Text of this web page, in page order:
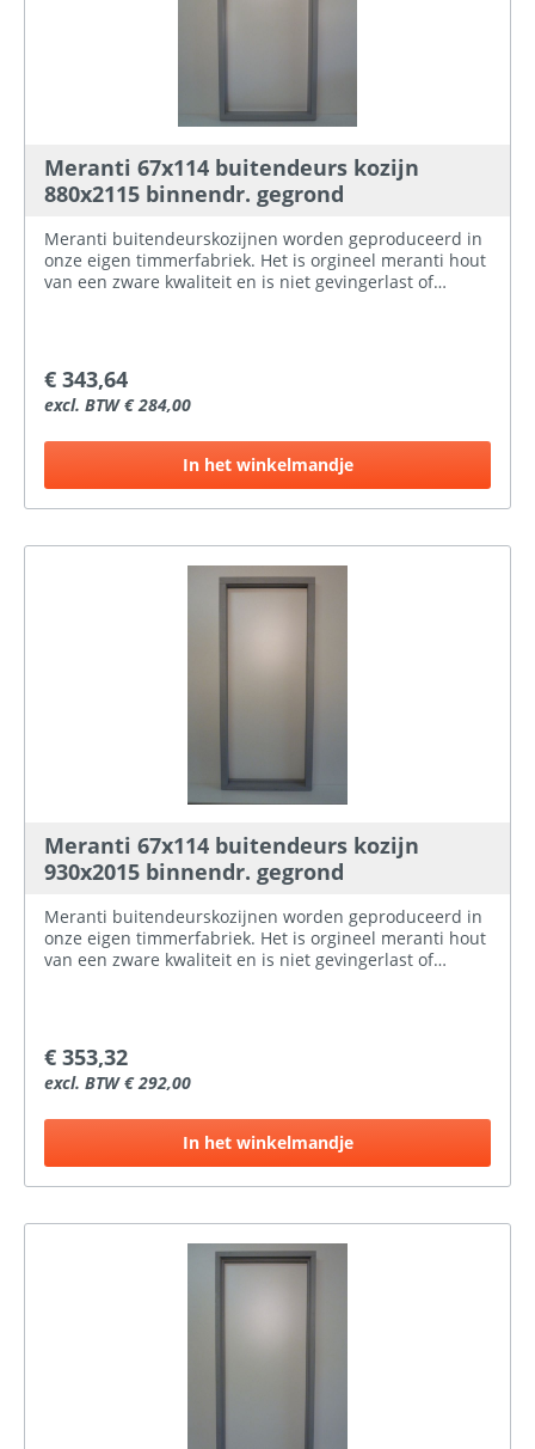
Meranti 67x114 buitendeurs kozijn
880x2115 binnendr. gegrond
Meranti buitendeurskozijnen worden geproduceerd in
onze eigen timmerfabriek. Het is orgineel meranti hout
van een zware kwaliteit en is niet gevingerlast of
Hier bij ProBouwen hebben wij meranti
buitendeurskozijnen voor verschillende standaard
deurmaten op voorraad, zowel naar binnen- als naar
€ 343,64
excl. BTW € 284,00
In het winkelmandje
Meranti 67x114 buitendeurs kozijn
930x2015 binnendr. gegrond
Meranti buitendeurskozijnen worden geproduceerd in
onze eigen timmerfabriek. Het is orgineel meranti hout
van een zware kwaliteit en is niet gevingerlast of
Hier bij ProBouwen hebben wij meranti
buitendeurskozijnen voor verschillende standaard
deurmaten op voorraad, zowel naar binnen- als naar
€ 353,32
excl. BTW € 292,00
In het winkelmandje